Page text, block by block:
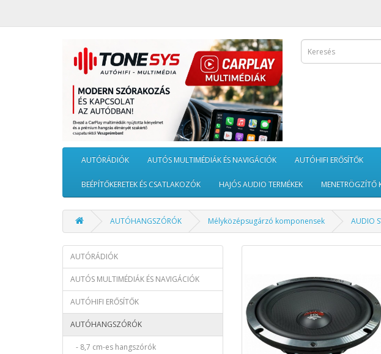
AUTÓRÁDIÓK AUTÓS MULTIMÉDIÁK ÉS NAVIGÁCIÓK AUTÓHIFI ERŐSÍTŐK
BEÉPÍTŐKERETEK ÉS CSATLAKOZÓK HAJÓS AUDIO TERMÉKEK MENETRÖGZÍTŐ
AUTÓHANGSZÓRÓK Mélyközépsugárzó komponensek AUDIO
AUTÓRÁDIÓK
AUTÓS MULTIMÉDIÁK ÉS NAVIGÁCIÓK
AUTÓHIFI ERŐSÍTŐK
AUTÓHANGSZÓRÓK
- 8,7 cm-es hangszórók